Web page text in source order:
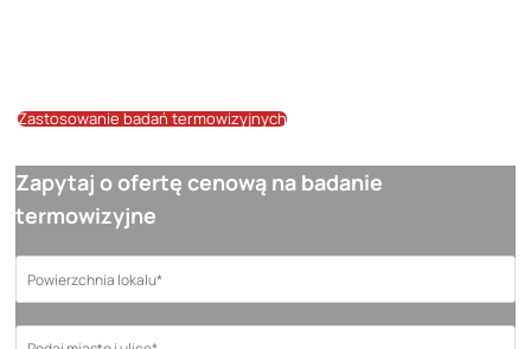
Zastosowanie badań termowizyjnych
Zapytaj o ofertę cenową na badanie
termowizyjne